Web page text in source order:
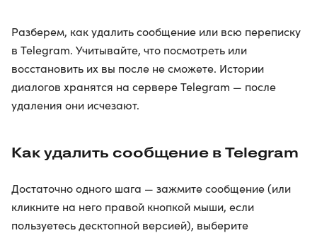
Разберем, как удалить сообщение или всю переписку
в Telegram. Учитывайте, что посмотреть или
восстановить их вы после не сможете. Истории
диалогов хранятся на сервере Telegram — после
удаления они исчезают.
Как удалить сообщение в Telegram
Достаточно одного шага — зажмите сообщение (или
кликните на него правой кнопкой мыши, если
пользуетесь десктопной версией), выберите